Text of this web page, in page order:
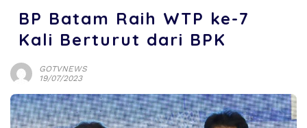
BP Batam Raih WTP ke-7
Kali Berturut dari BPK
GOTVNEWS
19/07/2023